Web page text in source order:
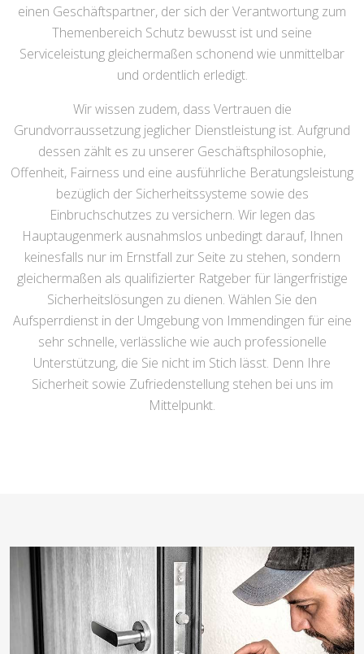
einen Geschäftspartner, der sich der Verantwortung zum
Themenbereich Schutz bewusst ist und seine
Serviceleistung gleichermaßen schonend wie unmittelbar
und ordentlich erledigt.
Wir wissen zudem, dass Vertrauen die
Grundvorraussetzung jeglicher Dienstleistung ist. Aufgrund
dessen zählt es zu unserer Geschäftsphilosophie,
Offenheit, Fairness und eine ausführliche Beratungsleistung
bezüglich der Sicherheitssysteme sowie des
Einbruchschutzes zu versichern. Wir legen das
Hauptaugenmerk ausnahmslos unbedingt darauf, Ihnen
keinesfalls nur im Ernstfall zur Seite zu stehen, sondern
gleichermaßen als qualifizierter Ratgeber für längerfristige
Sicherheitslösungen zu dienen. Wählen Sie den
Aufsperrdienst in der Umgebung von Immendingen für eine
sehr schnelle, verlässliche wie auch professionelle
Unterstützung, die Sie nicht im Stich lässt. Denn Ihre
Sicherheit sowie Zufriedenstellung stehen bei uns im
Mittelpunkt.